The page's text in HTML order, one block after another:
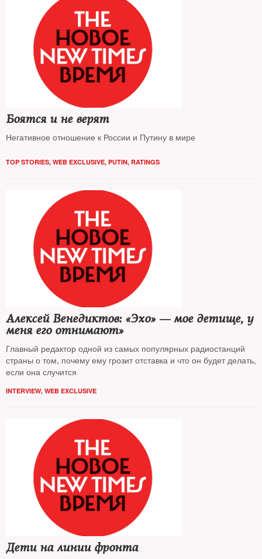
Боятся и не верят
Негативное отношение к России и Путину в мире
TOP STORIES, WEB EXCLUSIVE, PUTIN, RATINGS
Алексей Венедиктов: «Эхо» — мое детище, у
меня его отнимают»
Главный редактор одной из самых популярных радиостанций
страны о том, почему ему грозит отставка и что он будет делать,
если она случится
INTERVIEW, WEB EXCLUSIVE
Дети на линии фронта